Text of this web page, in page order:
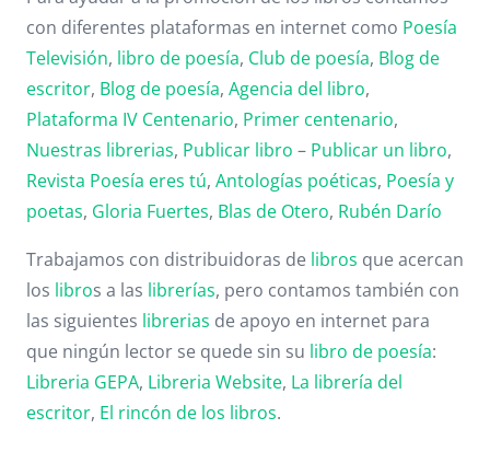
con diferentes plataformas en internet como Poesía
Televisión, libro de poesía, Club de poesía, Blog de
escritor, Blog de poesía, Agencia del libro,
Plataforma IV Centenario, Primer centenario,
Nuestras librerias, Publicar libro – Publicar un libro,
Revista Poesía eres tú, Antologías poéticas, Poesía y
poetas, Gloria Fuertes, Blas de Otero, Rubén Darío
Trabajamos con distribuidoras de libros que acercan
los libros a las librerías, pero contamos también con
las siguientes librerias de apoyo en internet para
que ningún lector se quede sin su libro de poesía:
Libreria GEPA, Libreria Website, La librería del
escritor, El rincón de los libros.